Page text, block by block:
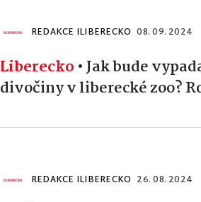
REDAKCE ILIBERECKO 08. 09. 2024
Liberecko •Jak bude
divočiny v liberecké zoo?
REDAKCE ILIBERECKO 26. 08. 2024